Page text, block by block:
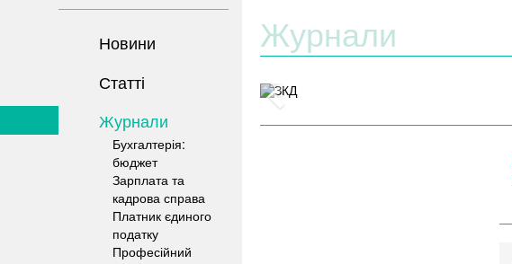
Новини
Статті
Журнали
Бухгалтерія:
бюджет
Зарплата та
кадрова справа
Платник єдиного
податку
Професійний
Журнали